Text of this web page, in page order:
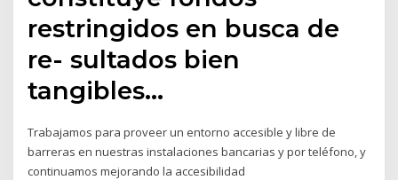
restringidos en busca de
re- sultados bien
tangibles…
Trabajamos para proveer un entorno accesible y libre de
barreras en nuestras instalaciones bancarias y por teléfono, y
continuamos mejorando la accesibilidad